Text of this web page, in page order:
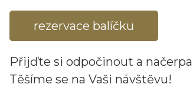
rezervace balíčku
Přijďte si odpočinout a
Těšíme se na Vaši návštěvu!